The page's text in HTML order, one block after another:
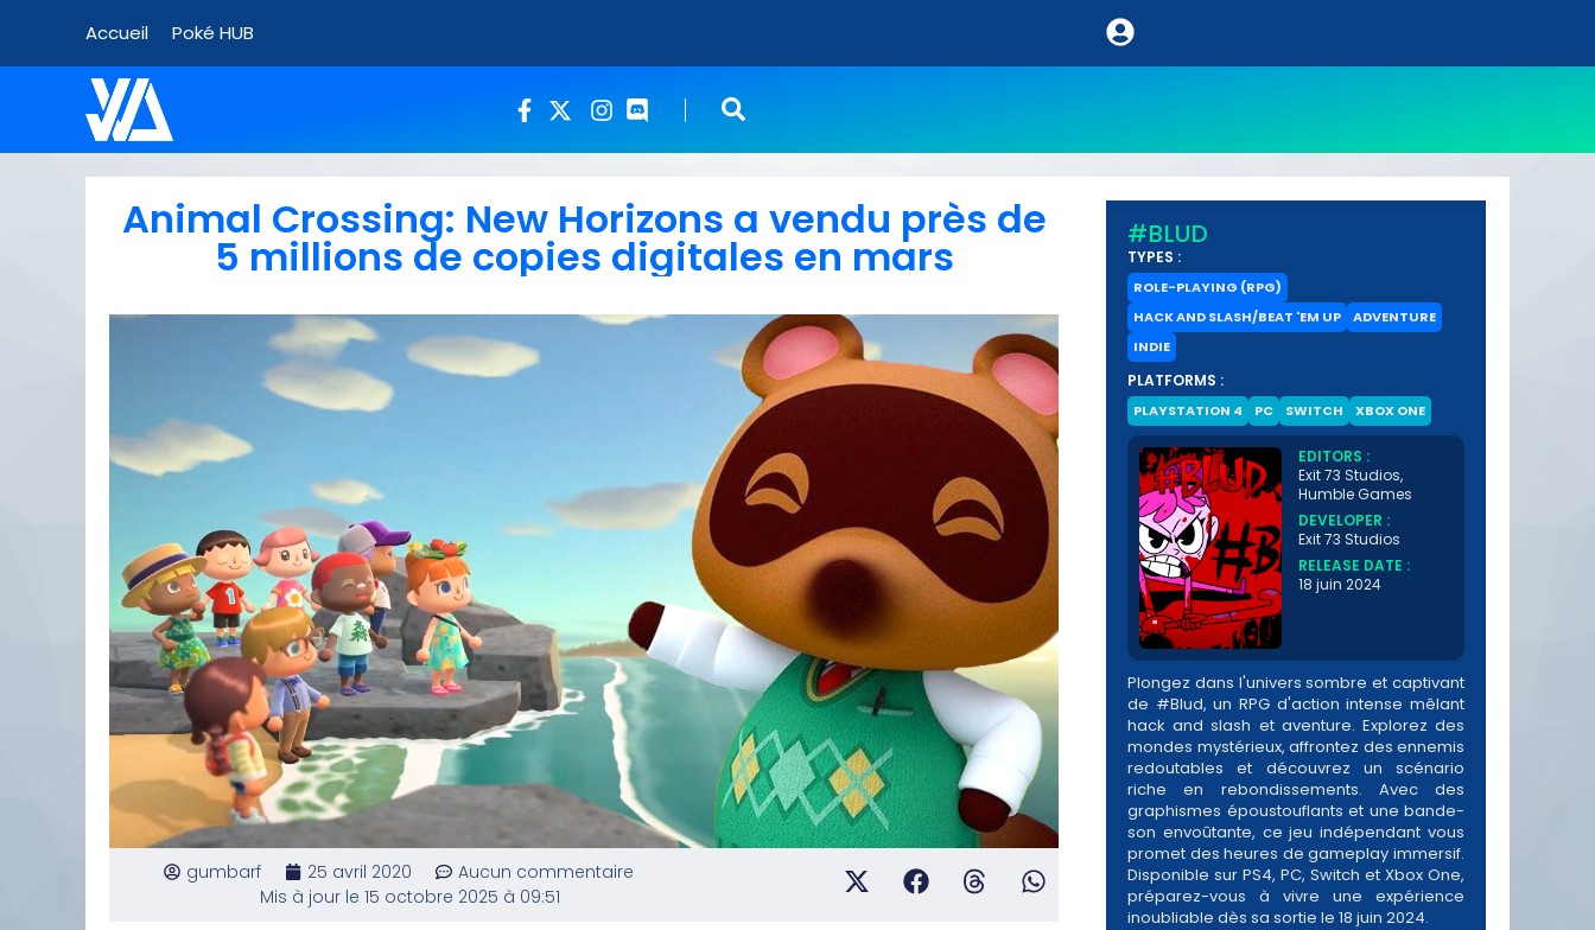
Accueil Poké HUB
Animal Crossing: New Horizons a vendu près de
5 millions de copies digitales en mars
gumbarf 25 avril 2020
Aucun commentaire
Mis à jour le 15 octobre 2025 à 09:51
#BLUD
TYPES :
ROLE-PLAYING (RPG)
HACK AND SLASH/BEAT 'EM UP
ADVENTURE
INDIE
PLATFORMS :
PLAYSTATION 4 PC SWITCH XBOX ONE
EDITORS :
Exit 73 Studios,
Humble Games
DEVELOPER :
Exit 73 Studios
RELEASE DATE :
18 juin 2024
Plongez dans l'univers sombre et captivant
de #Blud, un RPG d'action intense mêlant
hack and slash et aventure. Explorez des
mondes mystérieux, affrontez des ennemis
redoutables et découvrez un scénario
riche en rebondissements. Avec des
graphismes époustouflants et une bande-
son envoûtante, ce jeu indépendant vous
promet des heures de gameplay immersif.
Disponible sur PS4, PC, Switch et Xbox One,
préparez-vous à vivre une expérience
inoubliable dès sa sortie le 18 juin 2024.